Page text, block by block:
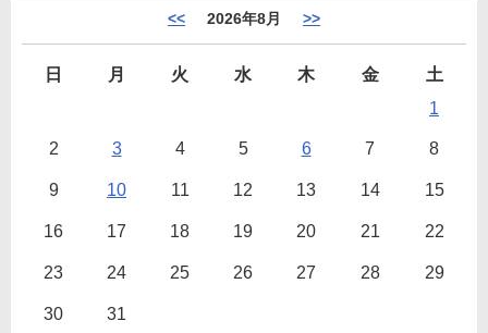
<< 2026年8月 >>
日 月 火 水 木 金
土
1
2 3 4 5 6 7 8
9 10 11 12 13 14 15
16 17 18 19 20 21 22
23 24 25 26 27 28 29
30 31